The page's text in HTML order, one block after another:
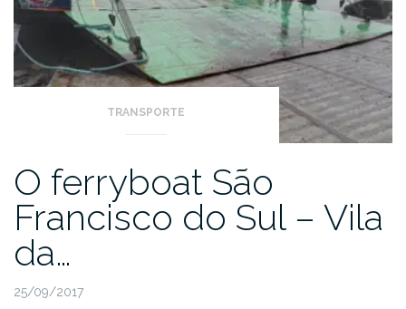
TRANSPORTE
O ferryboat São
Francisco do Sul – Vila
da…
25/09/2017